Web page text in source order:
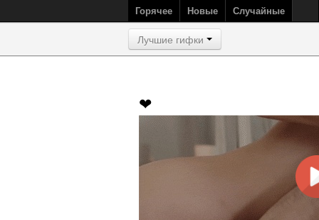
Горячее Новые Случайные
Лучшие гифки
❤